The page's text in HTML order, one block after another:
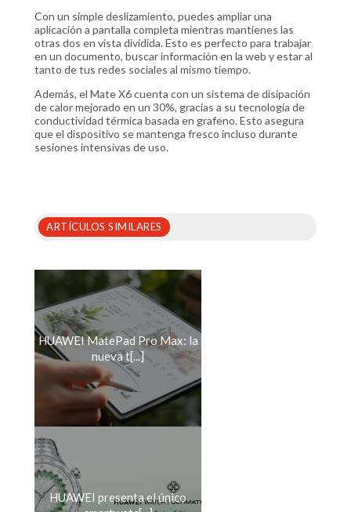
Con un simple deslizamiento, puedes ampliar una
aplicación a pantalla completa mientras mantienes las
otras dos en vista dividida. Esto es perfecto para trabajar
en un documento, buscar información en la web y estar al
tanto de tus redes sociales al mismo tiempo.
Además, el Mate X6 cuenta con un sistema de disipación
de calor mejorado en un 30%, gracias a su tecnología de
conductividad térmica basada en grafeno. Esto asegura
que el dispositivo se mantenga fresco incluso durante
sesiones intensivas de uso.
ARTÍCULOS SIMILARES
HUAWEI MatePad Pro Max: la
nueva t[...]
HUAWEI presenta el único